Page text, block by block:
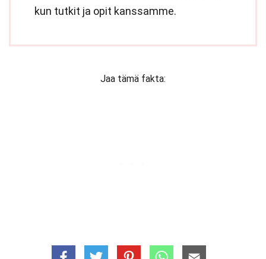
kun tutkit ja opit kanssamme.
Jaa tämä fakta: